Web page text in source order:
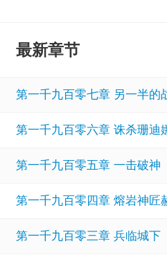
这里有巨龙、狮鹫、哥布林、地
每个人都是领主，开局选择身世
领主们需要探索地图，占领区
伐怪物巢穴。
才能生存下去。
宗慎开局觉醒了攻略系统。
最新章节
第一千九百零七章 另一半的
第一千九百零六章 诛杀珊迪
第一千九百零五章 一击破神
第一千九百零四章 熔岩神匠
第一千九百零三章 兵临城下